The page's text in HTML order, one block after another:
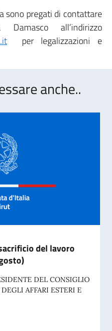
sono pregati di contattare
Damasco all’indirizzo
per legalizzazioni e
anche..
del lavoro
DEL CONSIGLIO
AFFARI ESTERI E